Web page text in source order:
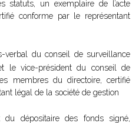
statuts, un exemplaire de l’acte
conforme par le représentant
verbal du conseil de surveillance
le vice-président du conseil de
membres du directoire, certifié
légal de la société de gestion
dépositaire des fonds signé,